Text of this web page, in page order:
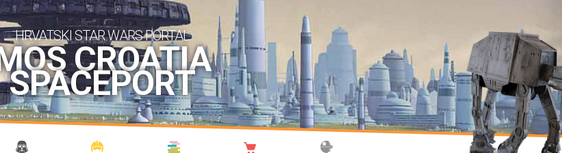
HRVATSKI STAR WARS PORTAL
CROATIA
SPACEPORT